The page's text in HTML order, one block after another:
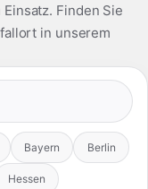
Finden Sie
in unserem
Bayern Berlin
Hessen